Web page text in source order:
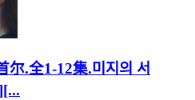
.全1-12集.미지의 서